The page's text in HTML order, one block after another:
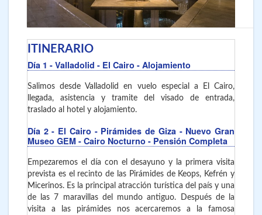
ITINERARIO
Día 1 - Valladolid - El Cairo - Alojamiento
Salimos desde Valladolid en vuelo especial a El Cairo,
llegada, asistencia y tramite del visado de entrada,
traslado al hotel y alojamiento.
Día 2 - El Cairo - Pirámides de Giza - Nuevo Gran
Museo GEM - Cairo Nocturno - Pensión Completa
Empezaremos el día con el desayuno y la primera visita
prevista es el recinto de las Pirámides de Keops, Kefrén y
Micerinos. Es la principal atracción turística del país y una
de las 7 maravillas del mundo antiguo. Después de la
visita a las pirámides nos acercaremos a la famosa